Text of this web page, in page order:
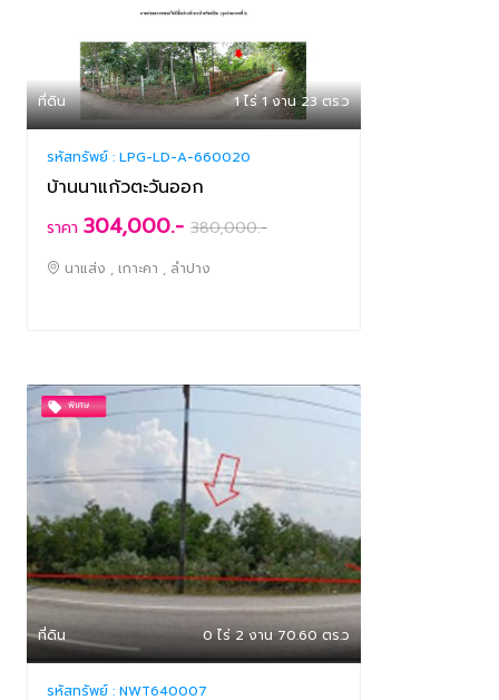
ที่ดิน 1 ไร่ 1 งาน 23 ตร.ว
รหัสทรัพย์ : LPG-LD-A-660020
บ้านนาแก้วตะวันออก
ราคา 304,000.- 380,000.-
นาแส่ง , เกาะคา , ลำปาง
ที่ดิน 0 ไร่ 2 งาน 70.60 ตร.ว
รหัสทรัพย์ : NWT640007